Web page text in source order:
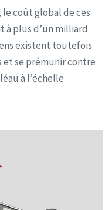
coût global de ces
à plus d’un milliard
existent toutefois
et se prémunir contre
à l’échelle